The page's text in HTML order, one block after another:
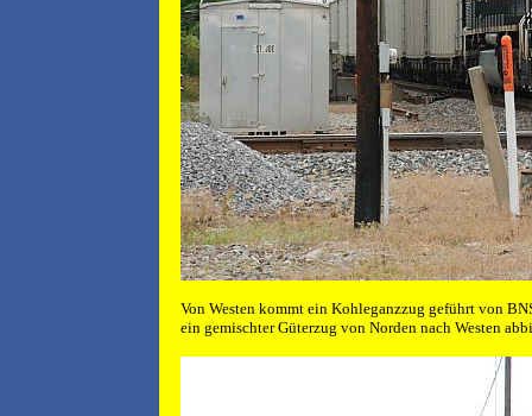
Von Westen kommt ein Kohleganzzug geführt von
ein gemischter Güterzug von Norden nach Westen